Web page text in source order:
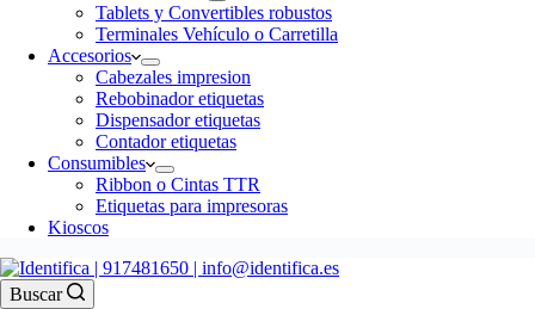
Tablets y Convertibles robustos
Terminales Vehículo o Carretilla
Accesorios
Cabezales impresion
Rebobinador etiquetas
Dispensador etiquetas
Contador etiquetas
Consumibles
Ribbon o Cintas TTR
Etiquetas para impresoras
Kioscos
Buscar